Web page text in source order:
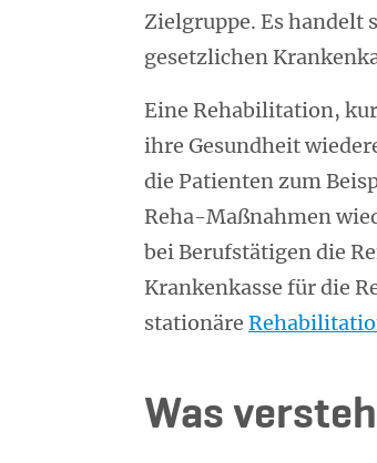
Zielgruppe. Es handelt
gesetzlichen
Eine Rehabilitation,
ihre Gesundheit
die Patienten zum
Reha-Maßnahmen
bei Berufstätigen die
Krankenkasse für die
stationäre
Was